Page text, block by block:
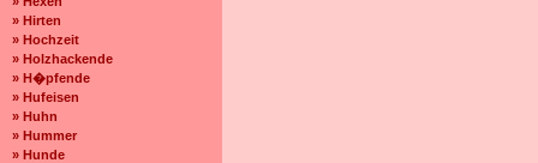
» Hirten
» Hochzeit
» Holzhackende
» H�pfende
» Hufeisen
» Huhn
» Hummer
» Hunde